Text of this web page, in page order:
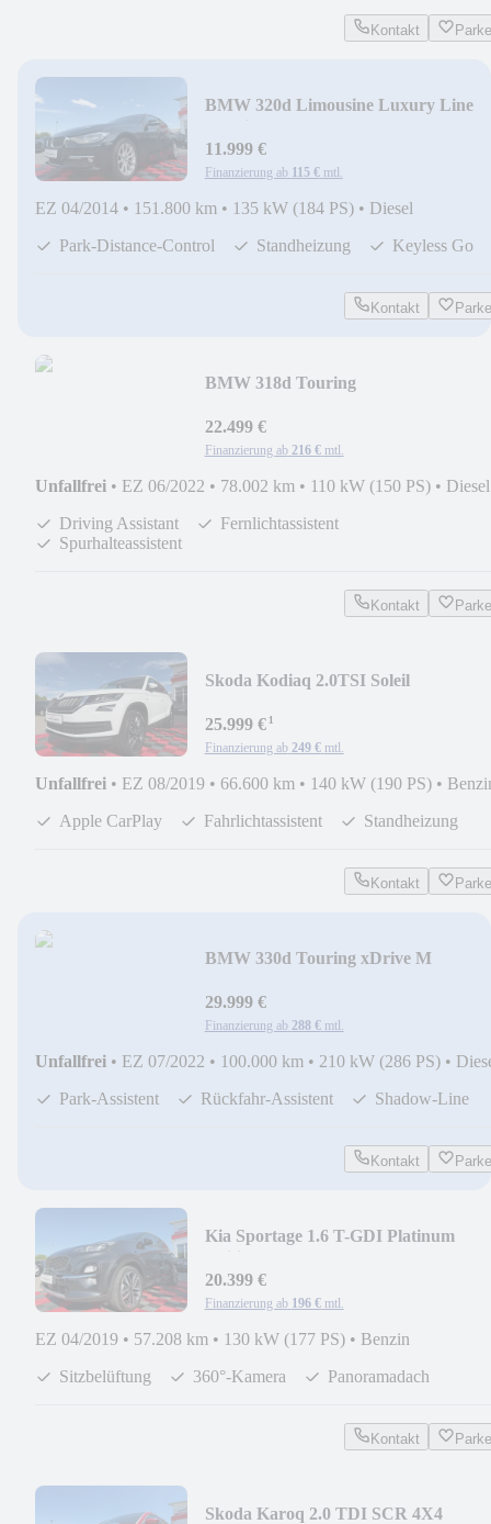
Kontakt
BMW 320d Limousine Luxury Line
11.999 €
Finanzierung ab 115 € mtl.
EZ 04/2014 • 151.800 km • 135 kW (184 PS) • Diesel
Park-Distance-Control
Standheizung Keyless Go
Kontakt
BMW 318d Touring
22.499 €
Finanzierung ab 216 € mtl.
Unfallfrei • EZ 06/2022 • 78.002 km • 110 kW (150 PS) • Diesel
Driving Assistant
Fernlichtassistent
Spurhalteassistent
Kontakt
Skoda Kodiaq 2.0TSI Soleil
25.999 €¹
Finanzierung ab 249 € mtl.
Unfallfrei • EZ 08/2019 • 66.600 km • 140 kW (190 PS) •
Apple CarPlay
Fahrlichtassistent Standheizung
Kontakt
BMW 330d Touring xDrive M
29.999 €
Finanzierung ab 288 € mtl.
Unfallfrei • EZ 07/2022 • 100.000 km • 210 kW (286 PS) •
Park-Assistent
Rückfahr-Assistent Shadow-Line
Kontakt
Kia Sportage 1.6 T-GDI Platinum
20.399 €
Finanzierung ab 196 € mtl.
EZ 04/2019 • 57.208 km • 130 kW (177 PS) • Benzin
Sitzbelüftung
360°-Kamera Panoramadach
Kontakt
Skoda Karoq 2.0 TDI SCR 4X4